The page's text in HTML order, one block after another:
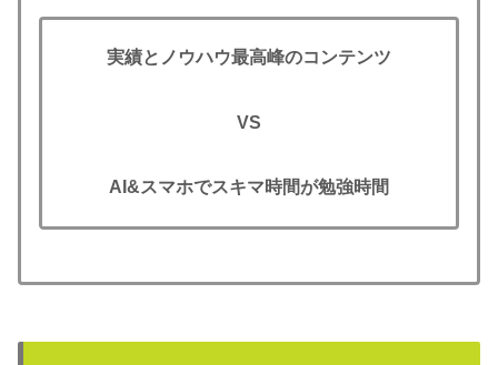
実績とノウハウ最高峰のコンテンツ
VS
AI&スマホでスキマ時間が勉強時間